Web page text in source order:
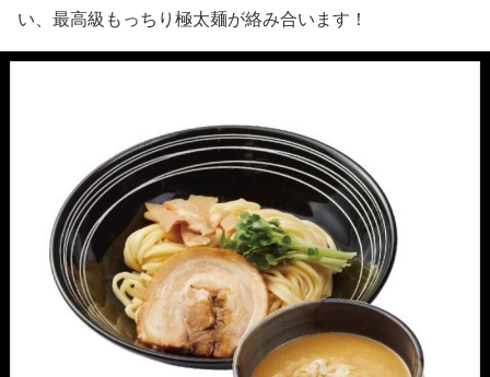
い、最高級もっちり極太麺が絡み合います！